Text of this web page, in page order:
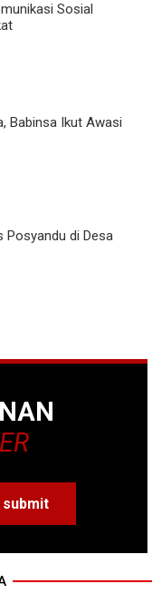
Sosial
Babinsa Ikut Awasi
Posyandu di Desa